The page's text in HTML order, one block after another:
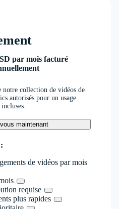
par mois facturé
collection de vidéos de
autorisés pour un usage
maintenant
de vidéos par mois
requise
plus rapides